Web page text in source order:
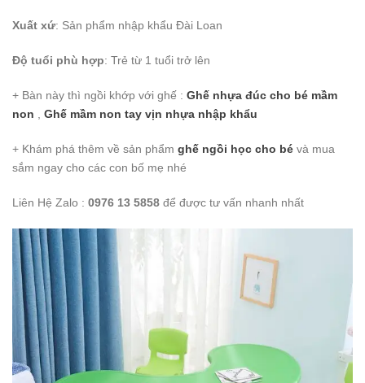
Xuất xứ: Sản phẩm nhập khẩu Đài Loan
Độ tuổi phù hợp: Trẻ từ 1 tuổi trở lên
+ Bàn này thì ngồi khớp với ghế : Ghế nhựa đúc cho bé mầm
non
Ghế mầm non tay vịn nhựa nhập khẩu
+ Khám phá thêm về sản phẩm ghế ngồi học cho bé và mua
sắm ngay cho các con bố mẹ nhé
Liên Hệ Zalo : 0976 13 5858 để được tư vấn nhanh nhất